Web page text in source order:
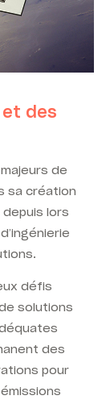
des
de
sa création
lors
défis
solutions
des
pour